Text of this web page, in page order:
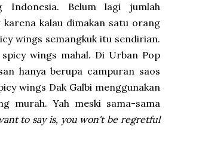
Indonesia. Belum lagi jumlah
kalau dimakan satu orang
wings semangkuk itu sendirian.
wings mahal. Di Urban Pop
hanya berupa campuran saos
wings Dak Galbi menggunakan
murah. Yah meski sama-sama
to say is, you won't be regretful